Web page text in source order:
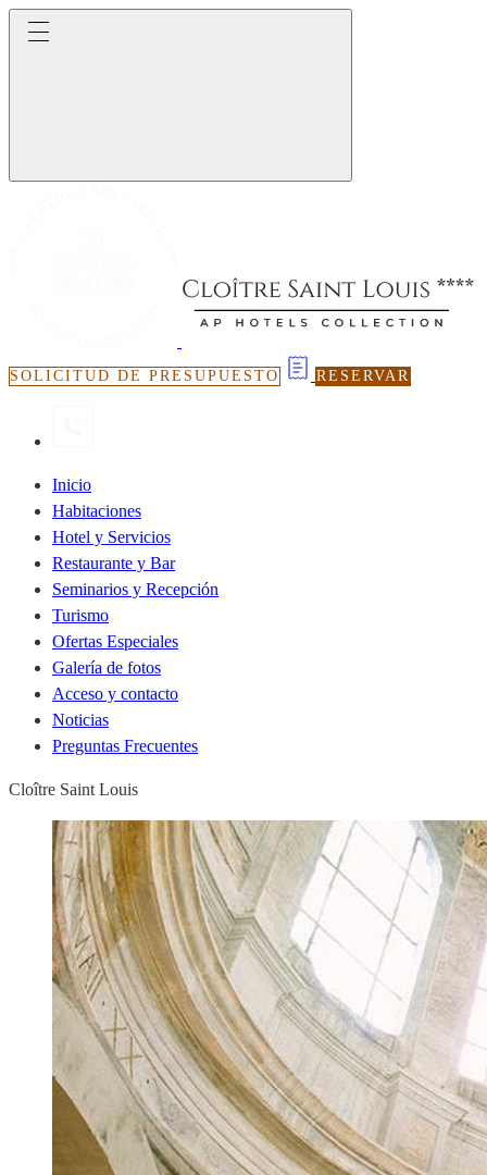
SOLICITUD DE PRESUPUESTO RESERVAR
Inicio
Habitaciones
Hotel y Servicios
Restaurante y Bar
Seminarios y Recepción
Turismo
Ofertas Especiales
Galería de fotos
Acceso y contacto
Noticias
Preguntas Frecuentes
Cloître Saint Louis